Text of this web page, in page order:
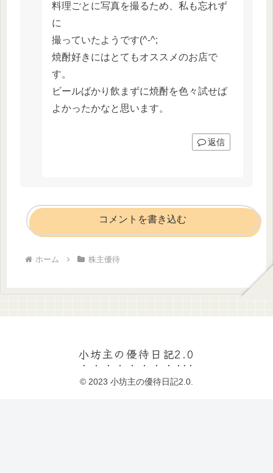
料理ごとに写真を撮るため、私も忘れず
に
撮っていたようです(^-^;
焼酎好きにはとてもオススメのお店で
す。
ビールばかり飲まずに焼酎を色々試せば
よかったかなと思います。
返信
コメントを書き込む
ホーム 株主優待
小坊主の優待日記2.0
© 2023 小坊主の優待日記2.0.